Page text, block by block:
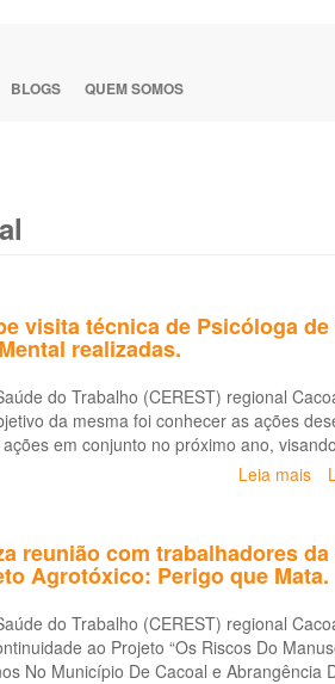
BLOGS QUEM SOMOS
visita técnica de Psicóloga
realizadas.
do Trabalho (CEREST) regional
da mesma foi conhecer as ações
em conjunto no próximo ano,
Leia mais
de
de
reunião com trabalhadores
Agrotóxico: Perigo que Mata.
do Trabalho (CEREST) regional
ao Projeto “Os Riscos Do
No Município De Cacoal e Abrangência